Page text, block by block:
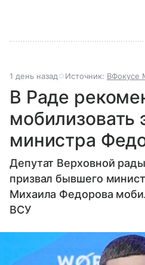
1 день назад Источник: ВФокусе
В Раде
мобилизовать
министра
Депутат Верховной
призвал бывшего
Михаила Федорова
ВСУ